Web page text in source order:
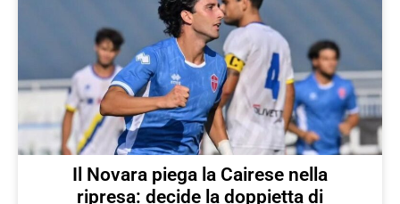
Il Novara piega la Cairese nella
ripresa: decide la doppietta di